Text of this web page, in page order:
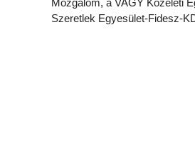
Mozgalom, a VAGY Közéleti
Szeretlek Egyesület-Fidesz-